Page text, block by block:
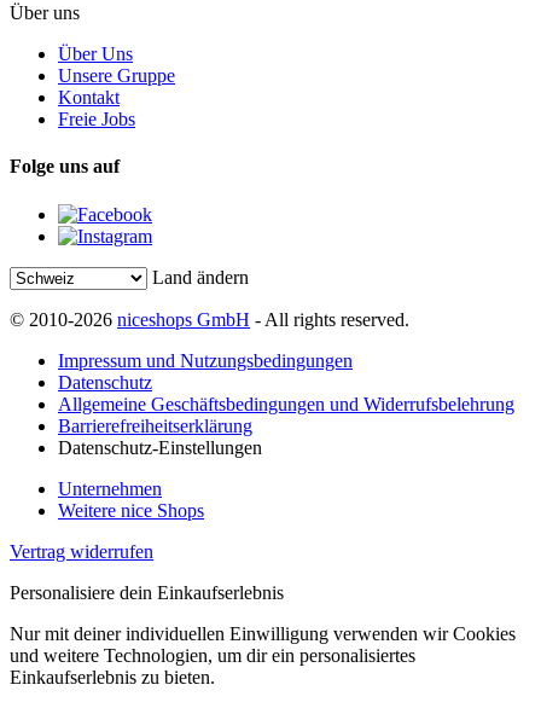
Über uns
Über Uns
Unsere Gruppe
Kontakt
Freie Jobs
Folge uns auf
Land ändern
© 2010-2026 niceshops GmbH - All rights reserved.
Impressum und Nutzungsbedingungen
Datenschutz
Allgemeine Geschäftsbedingungen und Widerrufsbelehrung
Barrierefreiheitserklärung
Datenschutz-Einstellungen
Unternehmen
Weitere nice Shops
Vertrag widerrufen
Personalisiere dein Einkaufserlebnis
Nur mit deiner individuellen Einwilligung verwenden wir Cookies
und weitere Technologien, um dir ein personalisiertes
Einkaufserlebnis zu bieten.